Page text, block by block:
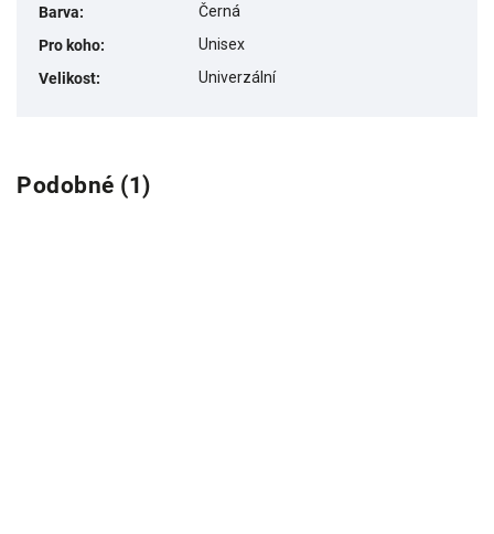
Barva:
Černá
Pro koho:
Unisex
Velikost: Univerzální
Podobné (1)